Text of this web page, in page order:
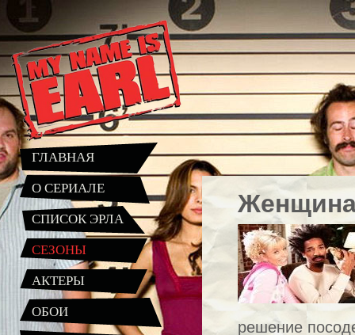
ГЛАВНАЯ
О СЕРИАЛЕ
СПИСОК ЭРЛА
СЕЗОНЫ
АКТЕРЫ
ОБОИ
решение